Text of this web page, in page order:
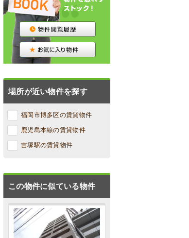
場所が近い物件を探す
福岡市博多区の賃貸物件
鹿児島本線の賃貸物件
吉塚駅の賃貸物件
この物件に似ている物件